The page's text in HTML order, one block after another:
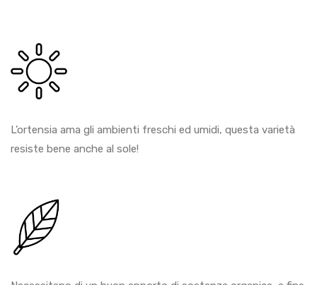
L’ortensia ama gli ambienti freschi ed umidi, questa varietà
resiste bene anche al sole!